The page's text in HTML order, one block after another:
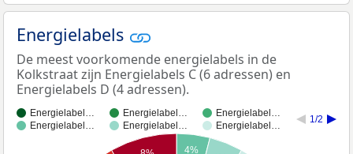
Energielabels
De meest voorkomende energielabels in de
Kolkstraat zijn Energielabels C (6 adressen) en
Energielabels D (4 adressen).
Energielabel… Energielabel…
Energielabel…
Energielabel…
Energielabel… Energielabel…
1/2
4%